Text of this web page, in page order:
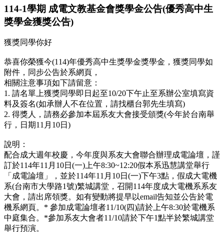
114-1學期 成電文教基金會獎學金公告(優秀高中生
獎學金獲獎公告)
獲獎同學你好
恭喜你榮獲今(114)年優秀高中生獎學金獎學金，獲獎同學如
附件，同步公告於系網頁，
相關注意事項如下請留意：
1. 請名單上獲獎同學即日起至10/20下午止至系辦公室填寫資
料及簽名(如承辦人不在位置，請找櫃台郭先生填寫)
2. 得獎人，請務必參加本屆系友大會接受頒獎(今年於台南舉
行，日期11月10日)
說明：
配合成大週年校慶，今年度與系友大會聯合辦理成電論壇，謹
訂於114年11月10日(一)上午8:30~12:20假本系迅慧講堂舉行
「成電論壇」，並於114年11月10日(一)下午3點，假成大電機
系(台南市大學路1號)繁城講堂，召開114年度成大電機系系友
大會，請出席領獎。如有變動將提早以email告知並公告於電
機系網頁。* 參加成電論壇者11/10(四)請於上午8:30於電機系
中庭集合。*參加系友大會者11/10請於下午1點半於繁城講堂
舉行預演。